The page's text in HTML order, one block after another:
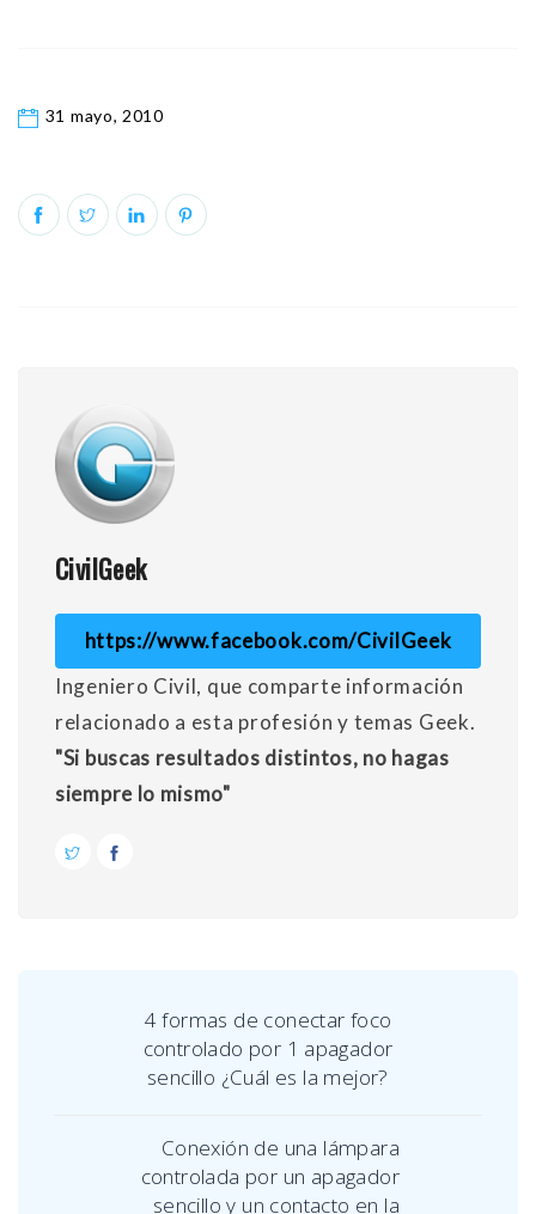
31 mayo, 2010
CivilGeek
https://www.facebook.com/CivilGeek
Ingeniero Civil, que comparte información
relacionado a esta profesión y temas Geek.
"Si buscas resultados distintos, no hagas
siempre lo mismo"
4 formas de conectar foco
controlado por 1 apagador
sencillo ¿Cuál es la mejor?
Conexión de una lámpara
controlada por un apagador
sencillo y un contacto en la